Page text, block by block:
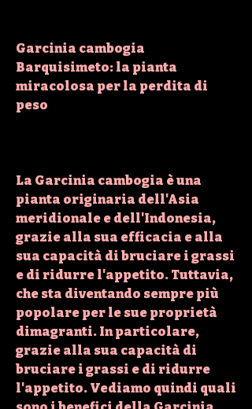
Garcinia cambogia
Barquisimeto: la pianta
miracolosa per la perdita di
peso
La Garcinia cambogia è una
pianta originaria dell'Asia
meridionale e dell'Indonesia,
grazie alla sua efficacia e alla
sua capacità di bruciare i grassi
e di ridurre l'appetito. Tuttavia,
che sta diventando sempre più
popolare per le sue proprietà
dimagranti. In particolare,
grazie alla sua capacità di
bruciare i grassi e di ridurre
l'appetito. Vediamo quindi quali